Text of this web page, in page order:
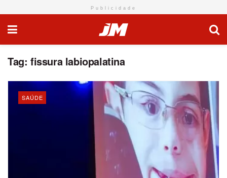
Publicidade
Tag: fissura labiopalatina
SAÚDE